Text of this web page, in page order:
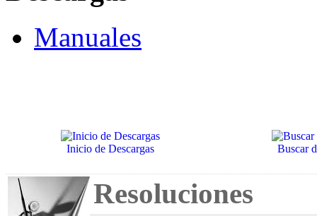
Manuales
Inicio de Descargas Buscar
Resoluciones